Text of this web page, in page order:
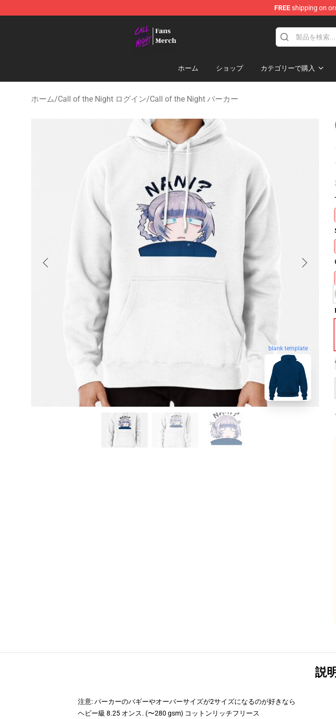
FREEshipping on
ホーム ショップ カテゴリーで購入
ホーム/Call of the Night ログイン/Call of the Night パーカー
blank template
説明
注意: パーカーのバギーやオーバーサイズが2サイズになるのが好きなら
ヘビー級 8.25 オンス. (〜280 gsm) コットンリッチフリース